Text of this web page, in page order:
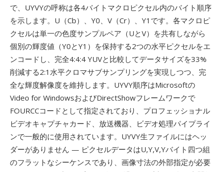
で、UYVYの呼称は各4バイトマクロピクセル内のバイト順序
を示します。U（Cb）、Y0、V（Cr）、Y1です。各マクロピ
クセルは単一の色度サンプルペア（UとV）を共有しながら
個別の輝度値（Y0とY1）を保持する2つの水平ピクセルをエ
ンコードし、完全4:4:4 YUVと比較してデータサイズを33%
削減する2:1水平クロマサブサンプリングを実現しつつ、完
全な輝度解像度を維持します。UYVY順序はMicrosoftの
Video for WindowsおよびDirectShowフレームワークで
FOURCCコードとして指定されており、プロフェッショナル
ビデオキャプチャカード、放送機器、ビデオ処理パイプライ
ンで一般的に使用されています。UYVY生ファイルにはヘッ
ダーがありません — ピクセルデータはU,Y,V,Yバイト四つ組
のフラットなシーケンスであり、画像寸法の外部指定が必要